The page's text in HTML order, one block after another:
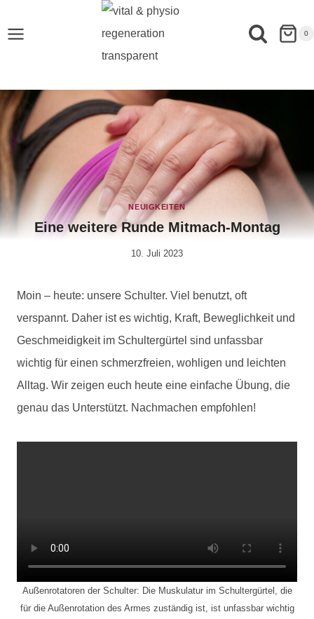
0
NEUIGKEITEN
Eine weitere Runde Mitmach-Montag
Von
10. Juli 2023
Moin – heute: unsere Schulter. Viel benutzt, oft
verspannt. Daher ist es wichtig, Kraft, Beweglichkeit und
Geschmeidigkeit im Schultergürtel sind unfassbar
wichtig für einen schmerzfreien, wohligen und leichten
Alltag. Wir zeigen euch heute eine einfache Übung, die
genau das Unterstützt. Nachmachen empfohlen!
Außenrotatoren der Schulter: Die Muskulatur im Schultergürtel, die
für die Außenrotation des Armes zuständig ist, ist unfassbar wichtig